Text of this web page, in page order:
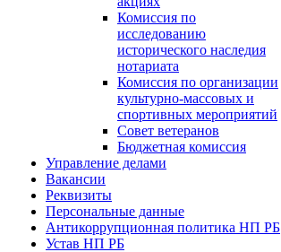
Комиссия по
исследованию
исторического наследия
нотариата
Комиссия по организации
культурно-массовых и
спортивных мероприятий
Совет ветеранов
Бюджетная комиссия
Управление делами
Вакансии
Реквизиты
Персональные данные
Антикоррупционная политика НП РБ
Устав НП РБ